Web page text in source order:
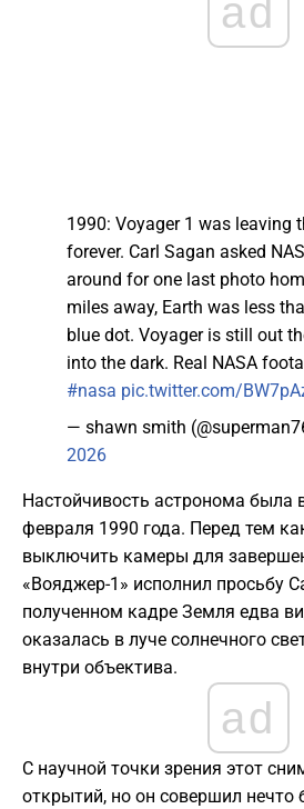
ad
1990: Voyager 1 was leaving
forever. Carl Sagan asked
around for one last photo
miles away, Earth was less
blue dot. Voyager is still out
into the dark. Real NASA
#nasa pic.twitter.com/
— shawn smith
2026
​Настойчивость астронома была
февраля 1990 года. Перед тем
выключить камеры для
«Вояджер-1» исполнил просьбу
полученном кадре Земля едва
оказалась в луче солнечного
внутри объектива.
ad
​С научной точки зрения этот
открытий, но он совершил нечто